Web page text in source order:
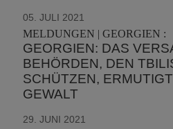
05. JULI 2021
MELDUNGEN | GEORGIEN :
GEORGIEN: DAS
BEHÖRDEN, DEN
SCHÜTZEN,
GEWALT
29. JUNI 2021